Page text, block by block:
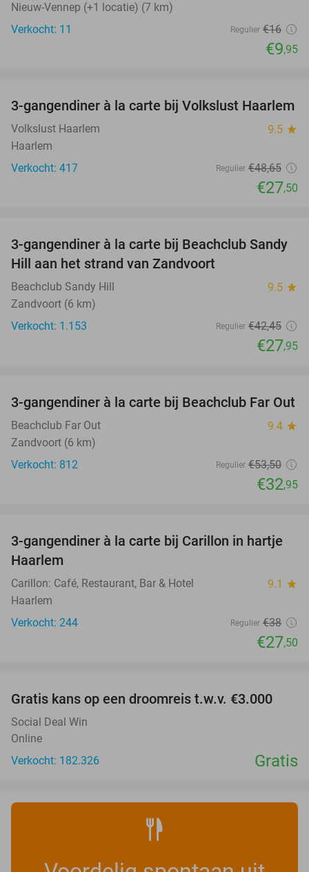
Nieuw-Vennep (+1 locatie) (7 km)
Verkocht: 11
Regulier €16
€9,95
43%
3-gangendiner à la carte bij Volkslust Haarlem
Volkslust Haarlem 9.5 star
Haarlem
Verkocht: 417
Regulier €48,65
€27,50
34%
3-gangendiner à la carte bij Beachclub Sandy
Hill aan het strand van Zandvoort
Beachclub Sandy Hill 9.5 star
Zandvoort (6 km)
Verkocht: 1.153
Regulier €42,45
€27,95
38%
3-gangendiner à la carte bij Beachclub Far Out
Beachclub Far Out 9.4 star
Zandvoort (6 km)
Verkocht: 812
Regulier €53,50
€32,95
28%
3-gangendiner à la carte bij Carillon in hartje
Haarlem
Carillon: Café, Restaurant, Bar & Hotel 9.1 star
Haarlem
Verkocht: 244
Regulier €38
€27,50
Gratis kans op een droomreis t.w.v. €3.000
Social Deal Win
Online
Verkocht: 182.326
Gratis